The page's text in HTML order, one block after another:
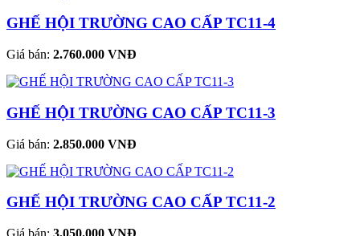
GHẾ HỘI TRƯỜNG CAO CẤP TC11-4
Giá bán: 2.760.000 VNĐ
GHẾ HỘI TRƯỜNG CAO CẤP TC11-3
Giá bán: 2.850.000 VNĐ
GHẾ HỘI TRƯỜNG CAO CẤP TC11-2
Giá bán: 3.050.000 VNĐ